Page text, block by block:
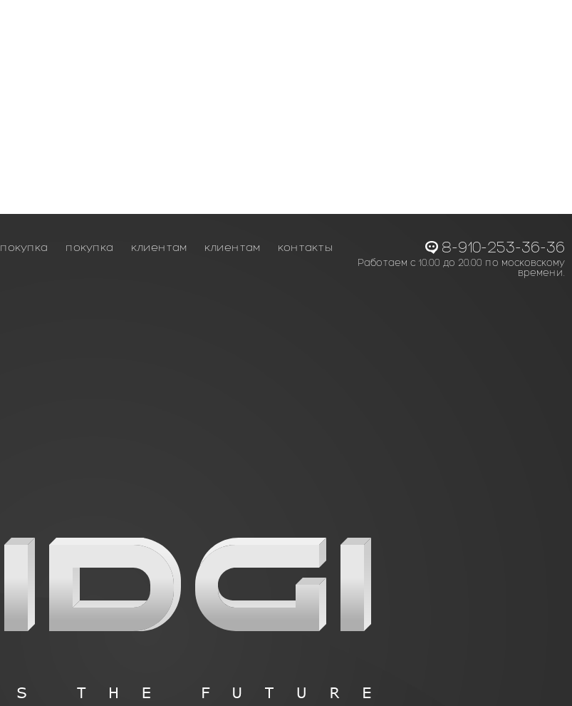
покупка покупка клиентам клиентам контакты 8-910-253-36-36
Работаем с 10.00 до 20.00 по московскому
времени.